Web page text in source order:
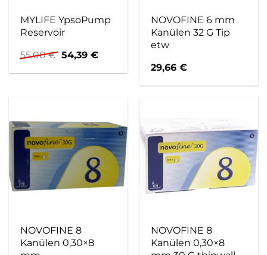
MYLIFE YpsoPump
Reservoir
55,00€ Ursprünglicher
Preis
war:
54,39€Aktueller
ist:
NOVOFINE 6 mm
Kanülen 32 G Tip
etw
29,66€
NOVOFINE 8
Kanülen 0,30×8
NOVOFINE 8
Kanülen 0,30×8